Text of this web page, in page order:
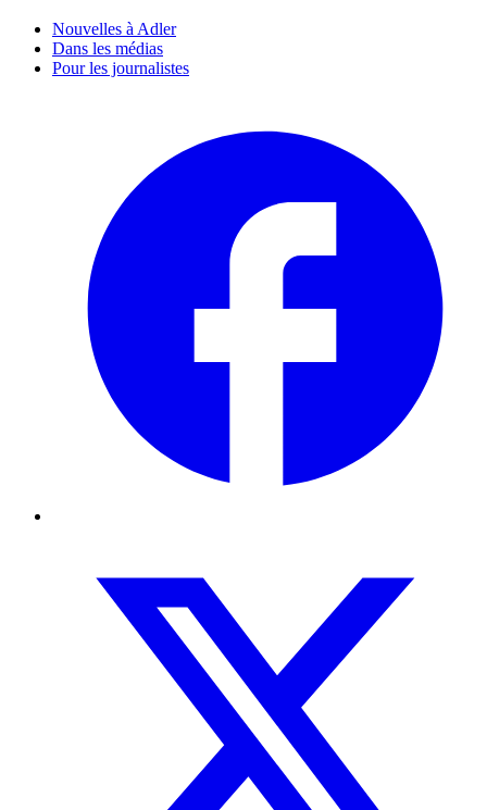
Nouvelles à Adler
Dans les médias
Pour les journalistes